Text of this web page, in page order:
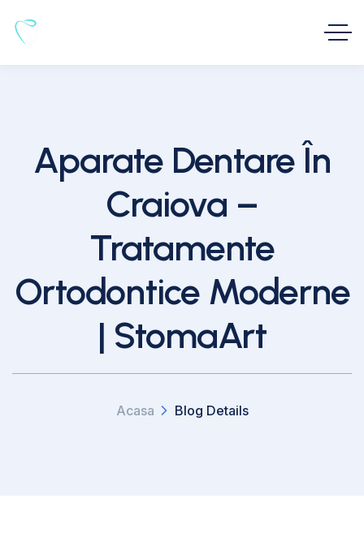
Aparate Dentare În
Craiova –
Tratamente
Ortodontice Moderne
| StomaArt
Acasa Blog Details